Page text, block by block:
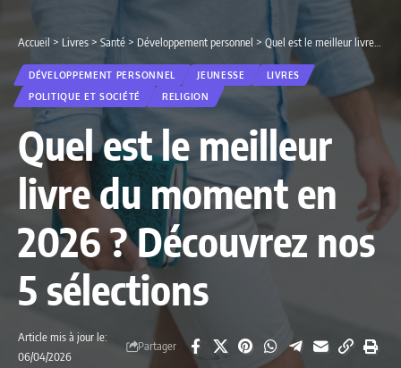
Accueil > Livres > Santé> Développement personnel > Quel est le meilleur livre du moment en 2026 ? Découvrez nos 5 sélections
DÉVELOPPEMENT PERSONNEL JEUNESSE
LIVRES
POLITIQUE ET SOCIÉTÉ
RELIGION
Quel est le meilleur
livre du moment en
2026 ? Découvrez nos
5 sélections
Article mis à jour le:
06/04/2026
Partager